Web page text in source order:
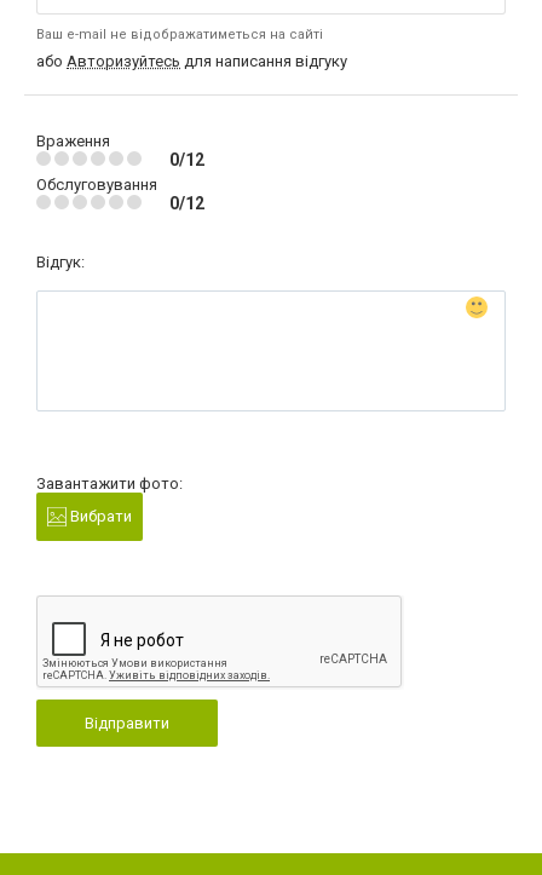
Ваш e-mail не відображатиметься на сайті
або Авторизуйтесь для написання відгуку
Враження
0/12
Обслуговування
0/12
Відгук:
Завантажити фото:
Вибрати
Відправити